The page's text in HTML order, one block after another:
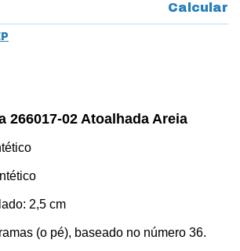
Calcular
266017-02 Atoalhada Areia
2,5 cm
(o pé), baseado no número 36.